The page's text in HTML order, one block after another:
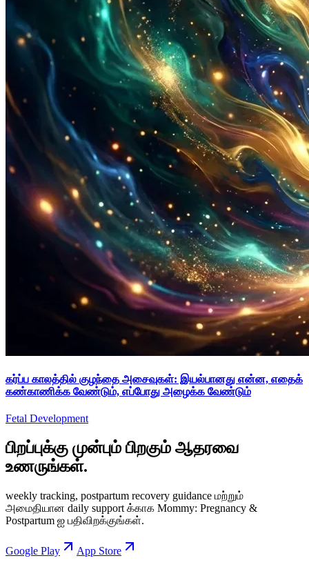
கர்ப்ப காலத்தில் குழந்தை அசைவுகள்: இயல்பானது என்ன, எதைக்
கண்காணிக்க வேண்டும், எப்போது அழைக்க வேண்டும்
Fetal Development
பிறப்புக்கு முன்பும் பிறகும் ஆதரவை
உணருங்கள்.
weekly tracking, postpartum recovery guidance மற்றும்
அமைதியான daily support க்காக Mommy: Pregnancy &
Postpartum ஐ பதிவிறக்குங்கள்.
Google Play
App Store